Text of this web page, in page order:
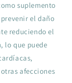
suplemento
el daño
reduciendo el
lo que puede
afecciones